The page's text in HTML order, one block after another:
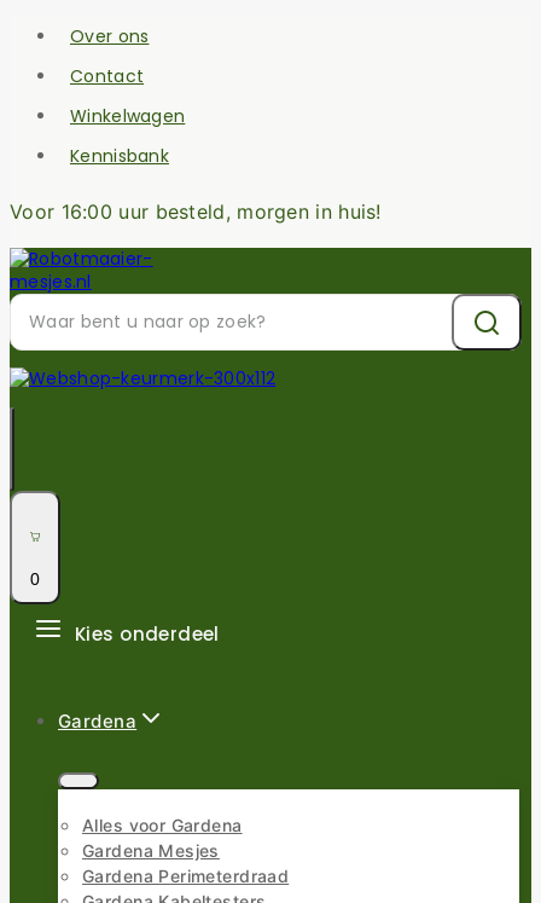
Over ons
Contact
Winkelwagen
Kennisbank
Voor 16:00 uur besteld, morgen in huis!
0
Kies onderdeel
Gardena
Alles voor Gardena
Gardena Mesjes
Gardena Perimeterdraad